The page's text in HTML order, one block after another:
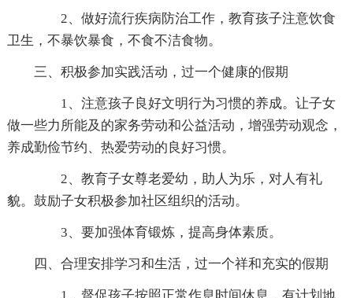
2、做好流行疾病防治工作，教育孩子注意饮食
卫生，不暴饮暴食，不食不洁食物。
三、积极参加实践活动，过一个健康的假期
1、注意孩子良好文明行为习惯的养成。让子女
做一些力所能及的家务劳动和公益活动，增强劳动观念，
养成勤俭节约、热爱劳动的良好习惯。
2、教育子女尊老爱幼，助人为乐，对人有礼
貌。鼓励子女积极参加社区组织的活动。
3、要加强体育锻炼，提高身体素质。
四、合理安排学习和生活，过一个祥和充实的假期
1、督促孩子按照正常作息时间休息，有计划地